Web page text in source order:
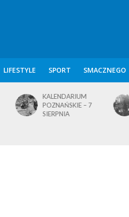
LIFESTYLE SPORT SMACZNEGO
KALENDARIUM
POZNAŃSKIE – 7
SIERPNIA